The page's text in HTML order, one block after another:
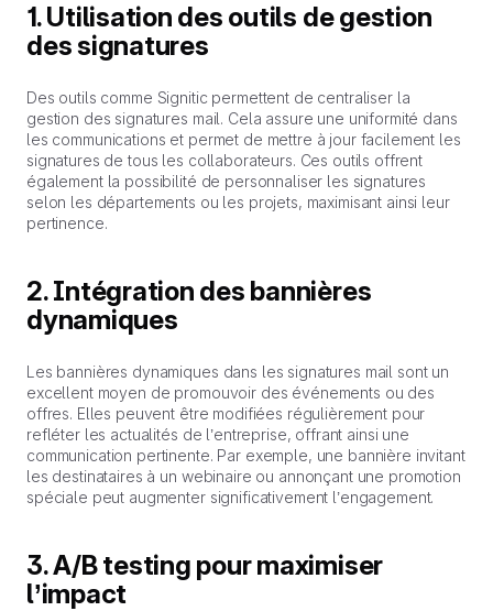
1. Utilisation des outils de gestion
des signatures
Des outils comme Signitic permettent de centraliser la
gestion des signatures mail. Cela assure une uniformité dans
les communications et permet de mettre à jour facilement les
signatures de tous les collaborateurs. Ces outils offrent
également la possibilité de personnaliser les signatures
selon les départements ou les projets, maximisant ainsi leur
pertinence.
2. Intégration des bannières
dynamiques
Les bannières dynamiques dans les signatures mail sont un
excellent moyen de promouvoir des événements ou des
offres. Elles peuvent être modifiées régulièrement pour
refléter les actualités de l’entreprise, offrant ainsi une
communication pertinente. Par exemple, une bannière invitant
les destinataires à un webinaire ou annonçant une promotion
spéciale peut augmenter significativement l’engagement.
3. A/B testing pour maximiser
l’impact